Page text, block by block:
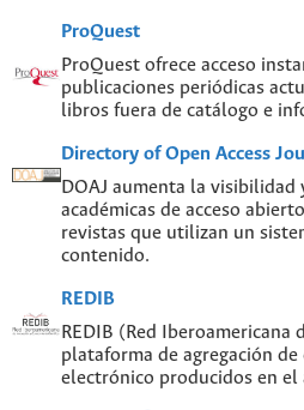
ProQuest
ProQuest ofrece acceso
publicaciones periódicas
libros fuera de catálogo e
Directory of Open Access
DOAJ aumenta la
académicas de acceso
revistas que utilizan un
contenido.
REDIB
REDIB (Red
plataforma de agregación
electrónico producidos en